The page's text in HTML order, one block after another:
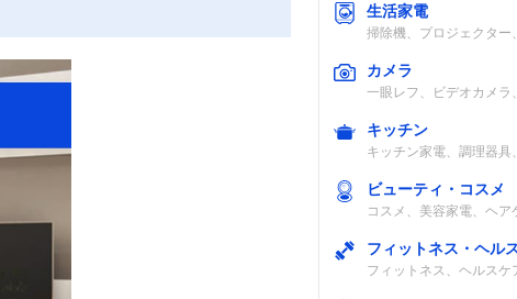
生活家電
掃除機、プロジェクター
カメラ
一眼レフ、ビデオカメラ
キッチン
キッチン家電、調理器具
ビューティ・コスメ
コスメ、美容家電、ヘア
フィットネス・ヘル
フィットネス、ヘルスケ